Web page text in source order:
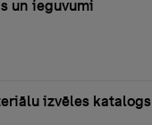
un ieguvumi
izvēles katalogs